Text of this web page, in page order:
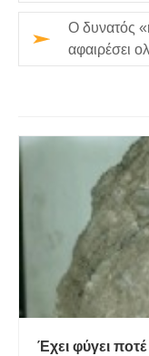
Ο δυνατός
αφαιρέσει
ωκεανούς
Έχει φύγει